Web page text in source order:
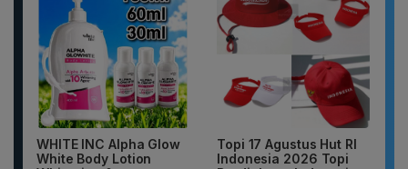
WHITE INC Alpha Glow
White Body Lotion
Topi 17 Agustus Hut RI
Indonesia 2026 Topi